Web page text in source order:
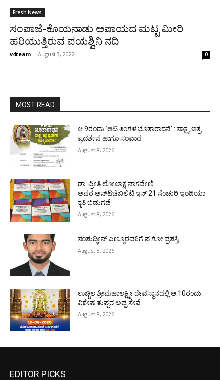
Fresh News
ಸಂಪಾಜೆ-ಕೊಯನಾಡು ಅಪಾಯದ ಮಟ್ಟ ಮೀರಿ
ಹರಿಯುತ್ತಿರುವ ಪಯಶ್ವಿನಿ ನದಿ
v4team - August 3, 2022 0
MOST READ
ಆ.9ರಂದು ‘ಆಟಿ ತಿಂಗಳ ಭೂತಾರಾಧನೆ’ : ಸಾಕ್ಷ್ಯ ಚಿತ್ರ
ಪ್ರದರ್ಶನ ಹಾಗೂ ಸಂವಾದ
August 8, 2026
ಡಾ. ಪ್ರೀತಿ ಲೋಲಾಕ್ಷ ನಾಗವೇಣಿ
ಅವರ ಅನ್‌ಟಚೆಬಿಲಿಟಿ ಇನ್ 21 ಸೆಂಚುರಿ ಇಂಡಿಯಾ
ಕೃತಿ ಬಿಡುಗಡೆ
August 8, 2026
ಸಂಶುದ್ಧೀನ್ ಎಣ್ಮೂರವರಿಗೆ ಪ.ಗೋ ಪ್ರಶಸ್ತಿ
August 8, 2026
ಉಚ್ಚಿಲ ಶ್ರೀಮಹಾಲಕ್ಷ್ಮೀ ದೇವಸ್ಥಾನದಲ್ಲಿ ಆ.10ರಂದು
ವಿಶೇಷ ತುಪ್ಪದ ಅಪ್ಪ ಸೇವೆ
August 8, 2026
EDITOR PICKS